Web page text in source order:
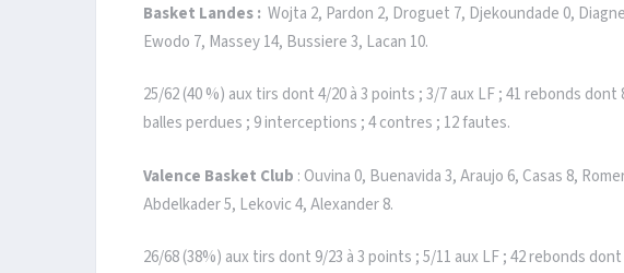
Basket Landes : Wojta 2, Pardon 2, Droguet 7, Djekoundade 0,
Ewodo 7, Massey 14, Bussiere 3, Lacan 10.
25/62 (40 %) aux tirs dont 4/20 à 3 points ; 3/7 aux LF ; 41 rebonds
balles perdues ; 9 interceptions ; 4 contres ; 12 fautes.
Valence Basket Club : Ouvina 0, Buenavida 3, Araujo 6, Casas 8,
Abdelkader 5, Lekovic 4, Alexander 8.
26/68 (38%) aux tirs dont 9/23 à 3 points ; 5/11 aux LF ; 42 rebonds